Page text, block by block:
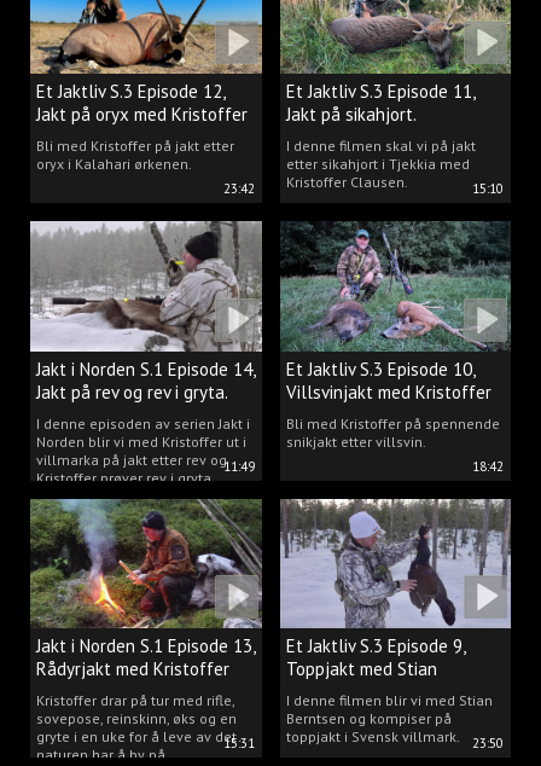
23:42
Et Jaktliv S.3 Episode 12,
Jakt på oryx med Kristoffer
Clausen
Bli med Kristoffer på jakt etter
oryx i Kalahari ørkenen.
15:10
Et Jaktliv S.3 Episode 11,
Jakt på sikahjort.
I denne filmen skal vi på jakt
etter sikahjort i Tjekkia med
Kristoffer Clausen.
11:49
Jakt i Norden S.1 Episode 14,
Jakt på rev og rev i gryta.
I denne episoden av serien Jakt i
Norden blir vi med Kristoffer ut i
villmarka på jakt etter rev og
Kristoffer prøver rev i gryta.
18:42
Et Jaktliv S.3 Episode 10,
Villsvinjakt med Kristoffer
Bli med Kristoffer på spennende
snikjakt etter villsvin.
15:31
Jakt i Norden S.1 Episode 13,
Rådyrjakt med Kristoffer
Clausen
Kristoffer drar på tur med rifle,
sovepose, reinskinn, øks og en
gryte i en uke for å leve av det
naturen har å by på.
23:50
Et Jaktliv S.3 Episode 9,
Toppjakt med Stian
Berntsen
I denne filmen blir vi med Stian
Berntsen og kompiser på
toppjakt i Svensk villmark.